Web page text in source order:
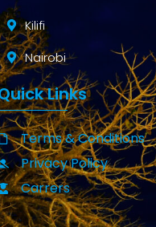
Kilifi
Nairobi
Links
Terms & Conditions
Privacy Policy
Carrers